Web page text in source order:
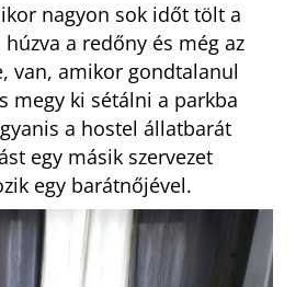
nagyon sok időt tölt a
a redőny és még az
van, amikor gondtalanul
megy ki sétálni a parkba
a hostel állatbarát
egy másik szervezet
egy barátnőjével.